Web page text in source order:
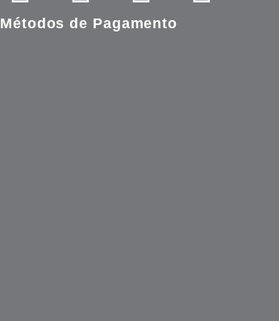
Métodos de Pagamento